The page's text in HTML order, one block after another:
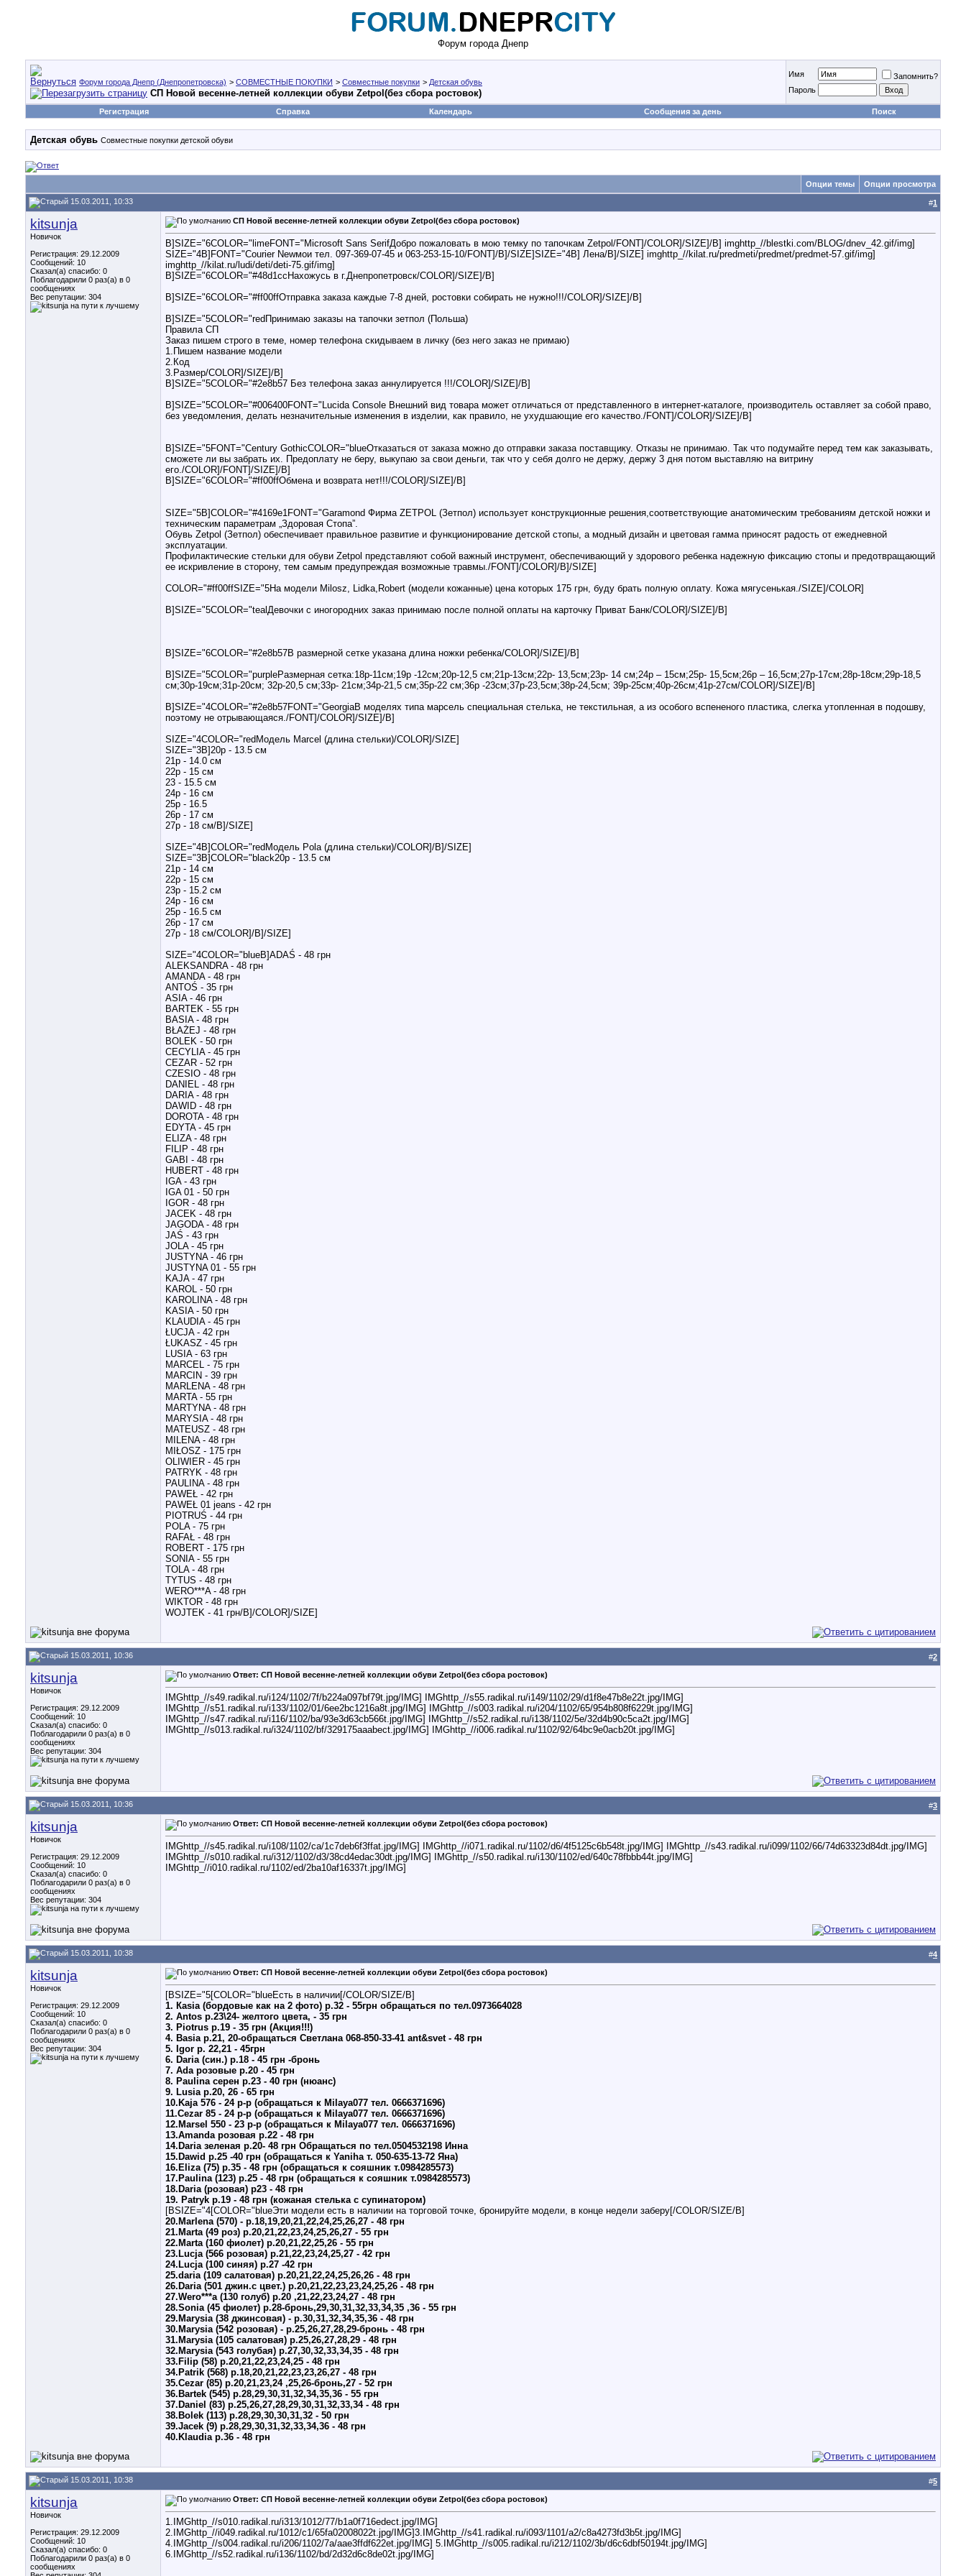
Форум города Днепр
Форум города Днепр (Днепропетровска) > СОВМЕСТНЫЕ ПОКУПКИ > Совместные покупки > Детская обувь
СП Новой весенне-летней коллекции обуви Zetpol(без сбора ростовок)
Имя
Запомнить?
Пароль
Регистрация Справка Календарь Сообщения за день Поиск
Детская обувь Совместные покупки детской обуви
Опции темы
Опции просмотра
15.03.2011, 10:33
#1
kitsunja
Новичок
Регистрация: 29.12.2009
Сообщений: 10
Сказал(а) спасибо: 0
Поблагодарили 0 раз(а) в 0
сообщениях
Вес репутации: 304
СП Новой весенне-летней коллекции обуви Zetpol(без сбора ростовок)
B]SIZE="6COLOR="limeFONT="Microsoft Sans SerifДобро пожаловать в мою темку по тапочкам Zetpol/FONT]/COLOR]/SIZE]/B] imghttp_//blestki.com/BLOG/dnev_42.gif/img]
SIZE="4B]FONT="Courier Newмои тел. 097-369-07-45 и 063-253-15-10/FONT]/B]/SIZE]SIZE="4B] Лена/B]/SIZE] imghttp_//kilat.ru/predmeti/predmet/predmet-57.gif/img]
imghttp_//kilat.ru/ludi/deti/deti-75.gif/img]
B]SIZE="6COLOR="#48d1ccНахожусь в г.Днепропетровск/COLOR]/SIZE]/B]
B]SIZE="6COLOR="#ff00ffОтправка заказа каждые 7-8 дней, ростовки собирать не нужно!!!/COLOR]/SIZE]/B]
B]SIZE="5COLOR="redПринимаю заказы на тапочки зетпол (Польша)
Правила СП
Заказ пишем строго в теме, номер телефона скидываем в личку (без него заказ не примаю)
1.Пишем название модели
2.Код
3.Размер/COLOR]/SIZE]/B]
B]SIZE="5COLOR="#2e8b57 Без телефона заказ аннулируется !!!/COLOR]/SIZE]/B]
B]SIZE="5COLOR="#006400FONT="Lucida Console Внешний вид товара может отличаться от представленного в интернет-каталоге, производитель оставляет за собой право,
без уведомления, делать незначительные изменения в изделии, как правило, не ухудшающие его качество./FONT]/COLOR]/SIZE]/B]
B]SIZE="5FONT="Century GothicCOLOR="blueОтказаться от заказа можно до отправки заказа поставщику. Отказы не принимаю. Так что подумайте перед тем как заказывать,
сможете ли вы забрать их. Предоплату не беру, выкупаю за свои деньги, так что у себя долго не держу, держу 3 дня потом выставляю на витрину
его./COLOR]/FONT]/SIZE]/B]
B]SIZE="6COLOR="#ff00ffОбмена и возврата нет!!!/COLOR]/SIZE]/B]
SIZE="5B]COLOR="#4169e1FONT="Garamond Фирма ZETPOL (Зетпол) использует конструкционные решения,соответствующие анатомическим требованиям детской ножки и
техническим параметрам „Здоровая Стопа”.
Обувь Zetpol (Зетпол) обеспечивает правильное развитие и функционирование детской стопы, а модный дизайн и цветовая гамма приносят радость от ежедневной
эксплуатации.
Профилактические стельки для обуви Zetpol представляют собой важный инструмент, обеспечивающий у здорового ребенка надежную фиксацию стопы и предотвращающий
ее искривление в сторону, тем самым предупреждая возможные травмы./FONT]/COLOR]/B]/SIZE]
COLOR="#ff00ffSIZE="5На модели Milosz, Lidka,Robert (модели кожанные) цена которых 175 грн, буду брать полную оплату. Кожа мягусенькая./SIZE]/COLOR]
B]SIZE="5COLOR="tealДевочки с иногородних заказ принимаю после полной оплаты на карточку Приват Банк/COLOR]/SIZE]/B]
B]SIZE="6COLOR="#2e8b57В размерной сетке указана длина ножки ребенка/COLOR]/SIZE]/B]
B]SIZE="5COLOR="purpleРазмерная сетка:18р-11см;19р -12см;20р-12,5 см;21р-13см;22р- 13,5см;23р- 14 см;24р – 15см;25р- 15,5см;26р – 16,5см;27р-17см;28р-18см;29р-18,5
см;30р-19см;31р-20см; 32р-20,5 см;33р- 21см;34р-21,5 см;35р-22 см;36р -23см;37р-23,5см;38р-24,5см; 39р-25см;40р-26см;41р-27см/COLOR]/SIZE]/B]
B]SIZE="4COLOR="#2e8b57FONT="GeorgiaВ моделях типа марсель специальная стелька, не текстильная, а из особого вспененого пластика, слегка утопленная в подошву,
поэтому не отрывающаяся./FONT]/COLOR]/SIZE]/B]
SIZE="4COLOR="redМодель Marcel (длина стельки)/COLOR]/SIZE]
SIZE="3B]20р - 13.5 см
21р - 14.0 см
22р - 15 см
23 - 15.5 см
24р - 16 см
25р - 16.5
26р - 17 см
27р - 18 см/B]/SIZE]
SIZE="4B]COLOR="redМодель Pola (длина стельки)/COLOR]/B]/SIZE]
SIZE="3B]COLOR="black20р - 13.5 см
21р - 14 см
22р - 15 см
23р - 15.2 см
24р - 16 см
25р - 16.5 см
26р - 17 см
27р - 18 см/COLOR]/B]/SIZE]
SIZE="4COLOR="blueB]ADAŚ - 48 грн
ALEKSANDRA - 48 грн
AMANDA - 48 грн
ANTOŚ - 35 грн
ASIA - 46 грн
BARTEK - 55 грн
BASIA - 48 грн
BŁAŻEJ - 48 грн
BOLEK - 50 грн
CECYLIA - 45 грн
CEZAR - 52 грн
CZESIO - 48 грн
DANIEL - 48 грн
DARIA - 48 грн
DAWID - 48 грн
DOROTA - 48 грн
EDYTA - 45 грн
ELIZA - 48 грн
FILIP - 48 грн
GABI - 48 грн
HUBERT - 48 грн
IGA - 43 грн
IGA 01 - 50 грн
IGOR - 48 грн
JACEK - 48 грн
JAGODA - 48 грн
JAŚ - 43 грн
JOLA - 45 грн
JUSTYNA - 46 грн
JUSTYNA 01 - 55 грн
KAJA - 47 грн
KAROL - 50 грн
KAROLINA - 48 грн
KASIA - 50 грн
KLAUDIA - 45 грн
ŁUCJA - 42 грн
ŁUKASZ - 45 грн
LUSIA - 63 грн
MARCEL - 75 грн
MARCIN - 39 грн
MARLENA - 48 грн
MARTA - 55 грн
MARTYNA - 48 грн
MARYSIA - 48 грн
MATEUSZ - 48 грн
MILENA - 48 грн
MIŁOSZ - 175 грн
OLIWIER - 45 грн
PATRYK - 48 грн
PAULINA - 48 грн
PAWEŁ - 42 грн
PAWEŁ 01 jeans - 42 грн
PIOTRUŚ - 44 грн
POLA - 75 грн
RAFAŁ - 48 грн
ROBERT - 175 грн
SONIA - 55 грн
TOLA - 48 грн
TYTUS - 48 грн
WERO***A - 48 грн
WIKTOR - 48 грн
WOJTEK - 41 грн/B]/COLOR]/SIZE]
15.03.2011, 10:36 #2
kitsunja
Новичок
Регистрация: 29.12.2009
Сообщений: 10
Сказал(а) спасибо: 0
Поблагодарили 0 раз(а) в 0
сообщениях
Вес репутации: 304
Ответ: СП Новой весенне-летней коллекции обуви Zetpol(без сбора ростовок)
IMGhttp_//s49.radikal.ru/i124/1102/7f/b224a097bf79t.jpg/IMG] IMGhttp_//s55.radikal.ru/i149/1102/29/d1f8e47b8e22t.jpg/IMG]
IMGhttp_//s51.radikal.ru/i133/1102/01/6ee2bc1216a8t.jpg/IMG] IMGhttp_//s003.radikal.ru/i204/1102/65/954b808f6229t.jpg/IMG]
IMGhttp_//s47.radikal.ru/i116/1102/ba/93e3d63cb566t.jpg/IMG] IMGhttp_//s52.radikal.ru/i138/1102/5e/32d4b90c5ca2t.jpg/IMG]
IMGhttp_//s013.radikal.ru/i324/1102/bf/329175aaabect.jpg/IMG] IMGhttp_//i006.radikal.ru/1102/92/64bc9e0acb20t.jpg/IMG]
15.03.2011, 10:36 #3
kitsunja
Новичок
Регистрация: 29.12.2009
Сообщений: 10
Сказал(а) спасибо: 0
Поблагодарили 0 раз(а) в 0
сообщениях
Вес репутации: 304
Ответ: СП Новой весенне-летней коллекции обуви Zetpol(без сбора ростовок)
IMGhttp_//s45.radikal.ru/i108/1102/ca/1c7deb6f3ffat.jpg/IMG] IMGhttp_//i071.radikal.ru/1102/d6/4f5125c6b548t.jpg/IMG] IMGhttp_//s43.radikal.ru/i099/1102/66/74d63323d84dt.jpg/IMG]
IMGhttp_//s010.radikal.ru/i312/1102/d3/38cd4edac30dt.jpg/IMG] IMGhttp_//s50.radikal.ru/i130/1102/ed/640c78fbbb44t.jpg/IMG]
IMGhttp_//i010.radikal.ru/1102/ed/2ba10af16337t.jpg/IMG]
15.03.2011, 10:38 #4
kitsunja
Новичок
Регистрация: 29.12.2009
Сообщений: 10
Сказал(а) спасибо: 0
Поблагодарили 0 раз(а) в 0
сообщениях
Вес репутации: 304
Ответ: СП Новой весенне-летней коллекции обуви Zetpol(без сбора ростовок)
[BSIZE="5[COLOR="blueЕсть в наличии[/COLOR/SIZE/B]
1. Каsia (бордовые как на 2 фото) р.32 - 55грн обращаться по тел.0973664028
2. Antos р.23\24- желтого цвета, - 35 грн
3. Piotrus р.19 - 35 грн (Акция!!!)
4. Basia р.21, 20-обращаться Светлана 068-850-33-41 ant&svet - 48 грн
5. Igor р. 22,21 - 45грн
6. Daria (син.) р.18 - 45 грн -бронь
7. Ada розовые р.20 - 45 грн
8. Paulina cерен р.23 - 40 грн (нюанс)
9. Lusia р.20, 26 - 65 грн
10.Kaja 576 - 24 р-р (обращаться к Milaya077 тел. 0666371696)
11.Cezar 85 - 24 р-р (обращаться к Milaya077 тел. 0666371696)
12.Marsel 550 - 23 р-р (обращаться к Milaya077 тел. 0666371696)
13.Amanda розовая р.22 - 48 грн
14.Daria зеленая р.20- 48 грн Обращаться по тел.0504532198 Инна
15.Dawid р.25 -40 грн (обращаться к Yaniha т. 050-635-13-72 Яна)
16.Eliza (75) р.35 - 48 грн (обращаться к сояшник т.0984285573)
17.Paulina (123) р.25 - 48 грн (обращаться к сояшник т.0984285573)
18.Daria (розовая) р23 - 48 грн
19. Patryk р.19 - 48 грн (кожаная стелька с супинатором)
[BSIZE="4[COLOR="blueЭти модели есть в наличии на торговой точке, бронируйте модели, в конце недели заберу[/COLOR/SIZE/B]
20.Marlena (570) - р.18,19,20,21,22,24,25,26,27 - 48 грн
21.Marta (49 роз) р.20,21,22,23,24,25,26,27 - 55 грн
22.Marta (160 фиолет) р.20,21,22,25,26 - 55 грн
23.Lucja (566 розовая) р.21,22,23,24,25,27 - 42 грн
24.Lucja (100 синяя) р.27 -42 грн
25.daria (109 салатовая) р.20,21,22,24,25,26,26 - 48 грн
26.Daria (501 джин.с цвет.) р.20,21,22,23,23,24,25,26 - 48 грн
27.Wero***a (130 голуб) р.20 ,21,22,23,24,27 - 48 грн
28.Sonia (45 фиолет) р.28-бронь,29,30,31,32,33,34,35 ,36 - 55 грн
29.Marysia (38 джинсовая) - р.30,31,32,34,35,36 - 48 грн
30.Marysia (542 розовая) - р.25,26,27,28,29-бронь - 48 грн
31.Marysia (105 салатовая) р.25,26,27,28,29 - 48 грн
32.Marysia (543 голубая) р.27,30,32,33,34,35 - 48 грн
33.Filip (58) р.20,21,22,23,24,25 - 48 грн
34.Patrik (568) р.18,20,21,22,23,23,26,27 - 48 грн
35.Cezar (85) р.20,21,23,24 ,25,26-бронь,27 - 52 грн
36.Bartek (545) р.28,29,30,31,32,34,35,36 - 55 грн
37.Daniel (83) р.25,26,27,28,29,30,31,32,33,34 - 48 грн
38.Bolek (113) р.28,29,30,30,31,32 - 50 грн
39.Jacek (9) р.28,29,30,31,32,33,34,36 - 48 грн
40.Klaudia р.36 - 48 грн
15.03.2011, 10:38 #5
kitsunja
Новичок
Регистрация: 29.12.2009
Сообщений: 10
Сказал(а) спасибо: 0
Поблагодарили 0 раз(а) в 0
сообщениях
Ответ: СП Новой весенне-летней коллекции обуви Zetpol(без сбора ростовок)
1.IMGhttp_//s010.radikal.ru/i313/1012/77/b1a0f716edect.jpg/IMG]
2.IMGhttp_//i049.radikal.ru/1012/c1/65fa02008022t.jpg/IMG]3.IMGhttp_//s41.radikal.ru/i093/1101/a2/c8a4273fd3b5t.jpg/IMG]
4.IMGhttp_//s004.radikal.ru/i206/1102/7a/aae3ffdf622et.jpg/IMG] 5.IMGhttp_//s005.radikal.ru/i212/1102/3b/d6c6dbf50194t.jpg/IMG]
6.IMGhttp_//s52.radikal.ru/i136/1102/bd/2d32d6c8de02t.jpg/IMG]